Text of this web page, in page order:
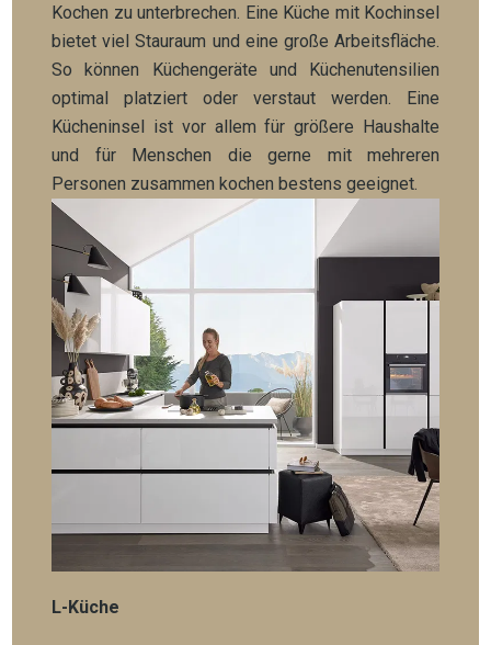
Kochen zu unterbrechen. Eine Küche mit Kochinsel
bietet viel Stauraum und eine große Arbeitsfläche.
So können Küchengeräte und Küchenutensilien
optimal platziert oder verstaut werden. Eine
Kücheninsel ist vor allem für größere Haushalte
und für Menschen die gerne mit mehreren
Personen zusammen kochen bestens geeignet.
L-Küche